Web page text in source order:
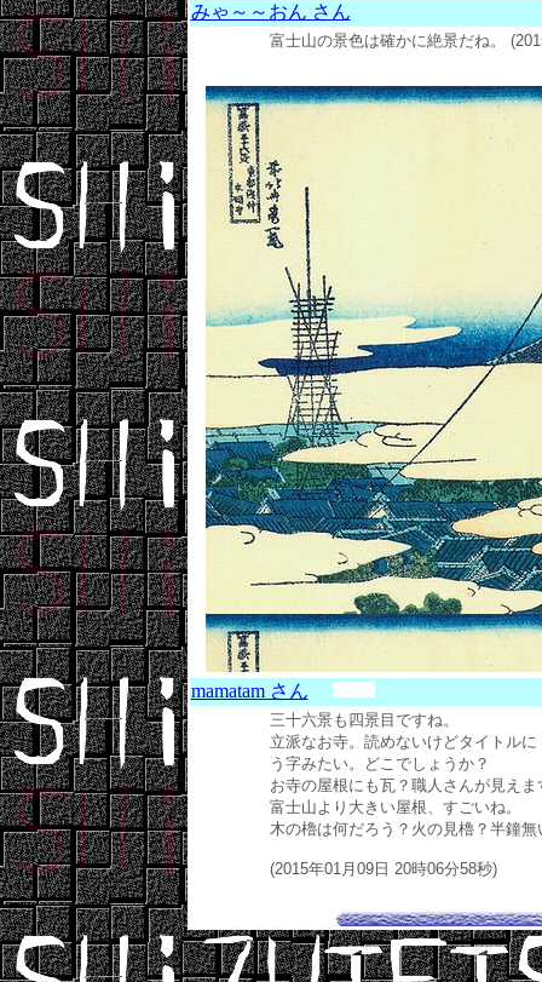
みゃ～～おん さん
富士山の景色は確かに絶景だね。
mamatam さん
三十六景も四景目ですね。
立派なお寺。読めないけどタイトル
う字みたい。どこでしょうか？
お寺の屋根にも瓦？職人さんが見えま
富士山より大きい屋根、すごいね。
木の櫓は何だろう？火の見櫓？半鐘
(2015年01月09日 20時06分58秒)